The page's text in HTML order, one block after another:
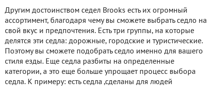
Другим достоинством седел Brooks есть их огромный
ассортимент, благодаря чему вы сможете выбрать седло на
свой вкус и предпочтения. Есть три группы, на которые
делятся эти седла: дорожные, городские и туристические.
Поэтому вы сможете подобрать седло именно для вашего
стиля езды. Еще седла разбиты на определенные
категории, а это еще больше упрощает процесс выбора
седла. К примеру: есть седла ,сделаны для людей